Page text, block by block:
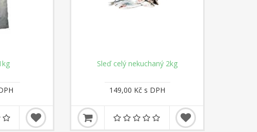
Sleď celý nekuchaný 2kg
149,00 Kč s DPH